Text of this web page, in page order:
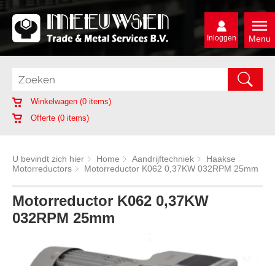
Menu
Inloggen
Winkelwagen (0 items)
Offerte (0 items)
U bevindt zich hier Home Aandrijftechniek
Haakse
Motorreductors
Motorreductor K062 0,37KW 032RPM 25mm
Motorreductor K062 0,37KW
032RPM 25mm